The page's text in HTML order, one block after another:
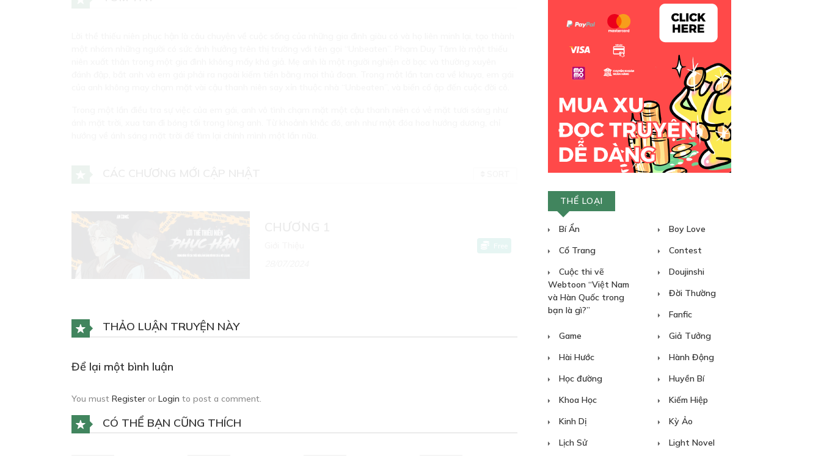
Free
THẢO LUẬN TRUYỆN NÀY
Để lại một bình luận
You must Register or Login to post a comment.
CÓ THỂ BẠN CŨNG THÍCH
THỂ LOẠI
Bí Ẩn
Boy Love
Cổ Trang
Contest
Cuộc thi vẽ
Webtoon “Việt Nam
và Hàn Quốc trong
bạn là gì?”
Doujinshi
Đời Thường
Fanfic
Game
Giả Tưởng
Hài Hước
Hành Động
Học đường
Huyền Bí
Khoa Học
Kiếm Hiệp
Kinh Dị
Kỳ Ảo
Lịch Sử
Light Novel
contains themes or scenes that may not be suitable for very young readers thus